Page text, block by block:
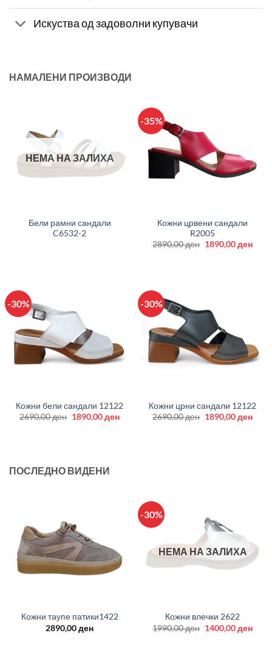
Искуства од задоволни купувачи
НАМАЛЕНИ ПРОИЗВОДИ
НЕМА НА ЗАЛИХА
Бели рамни сандали
C6532-2
-35%
Кожни црвени сандали
R2005
2890,00ден Original
1890,00ден
-30%
Кожни бели сандали 12122
2690,00ден Original
1890,00денCurrent
-30%
Кожни црни сандали 12122
2690,00ден Original
1890,00ден
ПОСЛЕДНО ВИДЕНИ
Кожни таупе патики1422
2890,00ден
-30%
НЕМА НА ЗАЛИХА
Кожни влечки 2622
1990,00ден Original
1400,00ден